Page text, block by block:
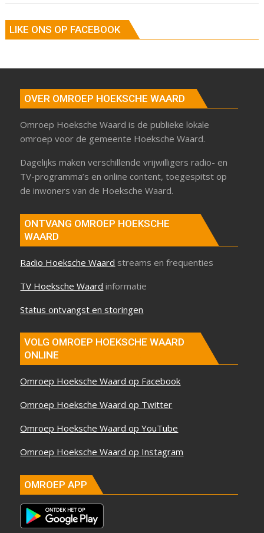
LIKE ONS OP FACEBOOK
OVER OMROEP HOEKSCHE WAARD
Omroep Hoeksche Waard is de publieke lokale
omroep voor de gemeente Hoeksche Waard.
Dagelijks maken verschillende vrijwilligers radio- en
TV-programma’s en online content, toegespitst op
de inwoners van de Hoeksche Waard.
ONTVANG OMROEP HOEKSCHE
WAARD
Radio Hoeksche Waard streams en frequenties
TV Hoeksche Waard informatie
Status ontvangst en storingen
VOLG OMROEP HOEKSCHE WAARD
ONLINE
Omroep Hoeksche Waard op Facebook
Omroep Hoeksche Waard op Twitter
Omroep Hoeksche Waard op YouTube
Omroep Hoeksche Waard op Instagram
OMROEP APP